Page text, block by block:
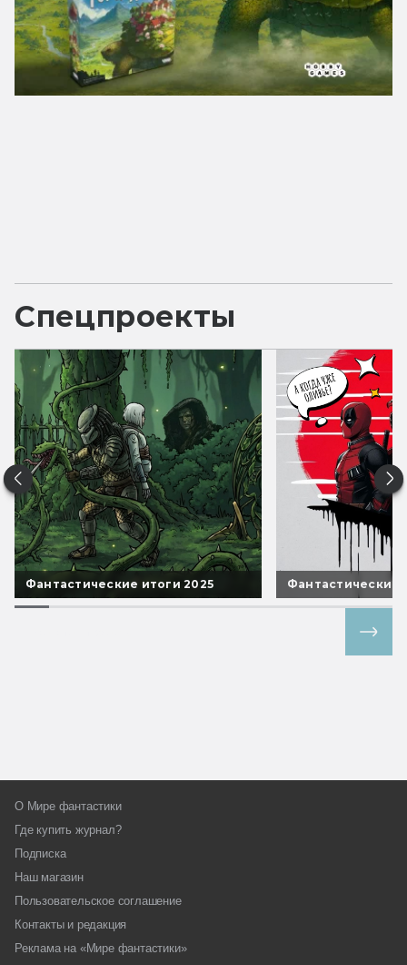
Спецпроекты
Фантастические итоги 2025 Фантастические
О Мире фантастики
Где купить журнал?
Подписка
Наш магазин
Пользовательское соглашение
Контакты и редакция
Реклама на «Мире фантастики»